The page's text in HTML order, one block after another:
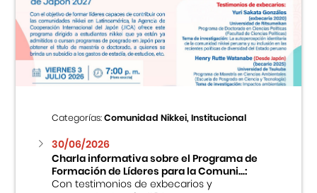
Categorías:Comunidad Nikkei, Institucional
30/06/2026
Charla informativa sobre el Programa de
Formación de Líderes para la Comuni...:
Con testimonios de exbecarios y